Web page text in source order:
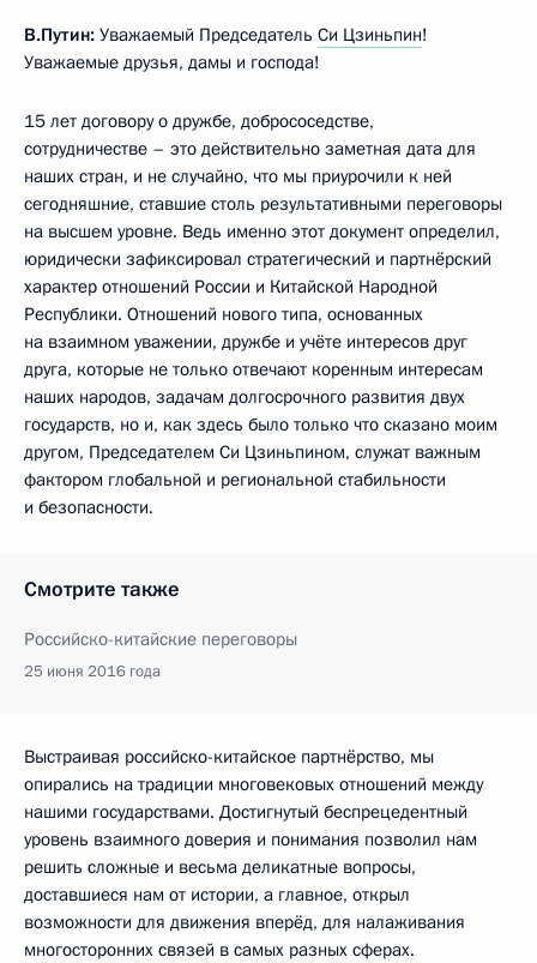
В.Путин: Уважаемый Председатель Си Цзиньпин!
Уважаемые друзья, дамы и господа!
15 лет договору о дружбе, добрососедстве,
сотрудничестве – это действительно заметная дата для
наших стран, и не случайно, что мы приурочили к ней
сегодняшние, ставшие столь результативными переговоры
на высшем уровне. Ведь именно этот документ определил,
юридически зафиксировал стратегический и партнёрский
характер отношений России и Китайской Народной
Республики. Отношений нового типа, основанных
на взаимном уважении, дружбе и учёте интересов друг
друга, которые не только отвечают коренным интересам
наших народов, задачам долгосрочного развития двух
государств, но и, как здесь было только что сказано моим
другом, Председателем Си Цзиньпином, служат важным
фактором глобальной и региональной стабильности
и безопасности.
Смотрите также
Российско-китайские переговоры
25 июня 2016 года
Выстраивая российско-китайское партнёрство, мы
опирались на традиции многовековых отношений между
нашими государствами. Достигнутый беспрецедентный
уровень взаимного доверия и понимания позволил нам
решить сложные и весьма деликатные вопросы,
доставшиеся нам от истории, а главное, открыл
возможности для движения вперёд, для налаживания
многосторонних связей в самых разных сферах.